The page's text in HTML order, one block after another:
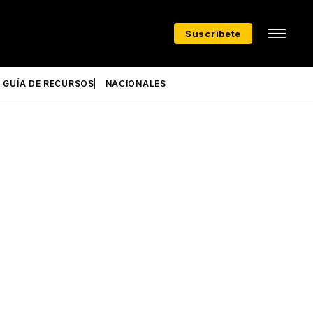
Suscríbete
GUÍA DE RECURSOS NACIONALES